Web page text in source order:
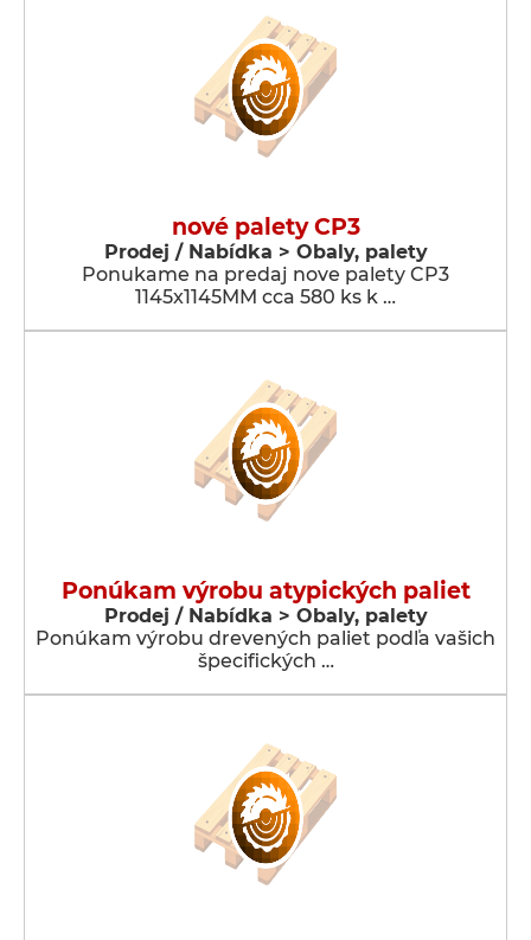
nové palety CP3
Prodej / Nabídka > Obaly, palety
Ponukame na predaj nove palety CP3
1145x1145MM cca 580 ks k …
Ponúkam výrobu atypických paliet
Prodej / Nabídka > Obaly, palety
Ponúkam výrobu drevených paliet podľa vašich
špecifických …